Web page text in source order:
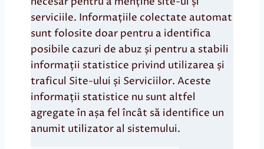
serviciile. Informațiile colectate automat
sunt folosite doar pentru a identifica
posibile cazuri de abuz și pentru a stabili
informații statistice privind utilizarea și
traficul Site-ului și Serviciilor. Aceste
informații statistice nu sunt altfel
agregate în așa fel încât să identifice un
anumit utilizator al sistemului.